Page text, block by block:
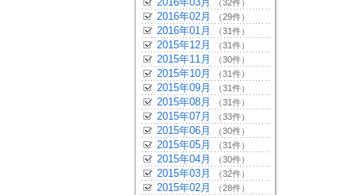
（32件）
2016年02月 （29件）
2016年01月 （31件）
2015年12月 （31件）
2015年11月 （30件）
2015年10月 （31件）
2015年09月 （31件）
2015年08月 （31件）
2015年07月 （33件）
2015年06月 （30件）
2015年05月 （31件）
2015年04月 （30件）
2015年03月 （32件）
2015年02月 （28件）